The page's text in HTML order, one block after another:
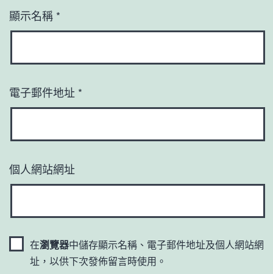
顯示名稱 *
電子郵件地址 *
個人網站網址
在瀏覽器中儲存顯示名稱、電子郵件地址及個人網站網
址，以供下次發佈留言時使用。